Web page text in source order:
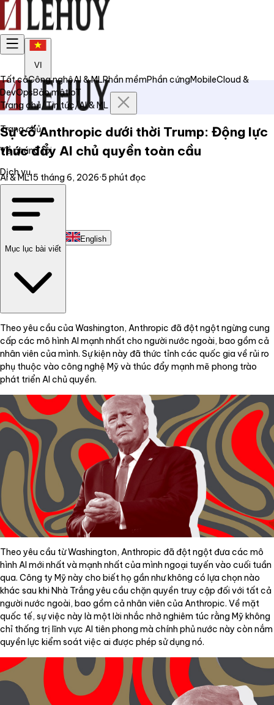
VI
Trang chủ
Về chúng tôi
Dịch vụ
Liên hệ
English
Tất cảCông nghệAI & MLPhần mềmPhần cứngMobileCloud &
DevOpsBảo mậtIoT
Trang chủ/Tin tức/AI & ML
Sự cố Anthropic dưới thời Trump: Động lực
thúc đẩy AI chủ quyền toàn cầu
AI & ML15 tháng 6, 2026·5 phút đọc
Mục lục bài viết
Theo yêu cầu của Washington, Anthropic đã đột ngột ngừng cung
cấp các mô hình AI mạnh nhất cho người nước ngoài, bao gồm cả
nhân viên của mình. Sự kiện này đã thức tỉnh các quốc gia về rủi ro
phụ thuộc vào công nghệ Mỹ và thúc đẩy mạnh mẽ phong trào
phát triển AI chủ quyền.
Theo yêu cầu từ Washington, Anthropic đã đột ngột đưa các mô
hình AI mới nhất và mạnh nhất của mình ngoại tuyến vào cuối tuần
qua. Công ty Mỹ này cho biết họ gần như không có lựa chọn nào
khác sau khi Nhà Trắng yêu cầu chặn quyền truy cập đối với tất cả
người nước ngoài, bao gồm cả nhân viên của Anthropic. Về mặt
quốc tế, sự việc này là một lời nhắc nhở nghiêm túc rằng Mỹ không
chỉ thống trị lĩnh vực AI tiên phong mà chính phủ nước này còn nắm
quyền lực kiểm soát việc ai được phép sử dụng nó.